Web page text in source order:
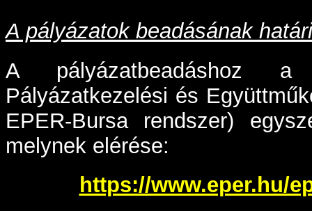
A pályázatok beadásának
A pályázatbeadáshoz a
Pályázatkezelési és
EPER-Bursa rendszer)
melynek elérése:
https://www.eper.hu/